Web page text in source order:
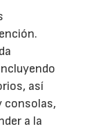
así
consolas,
a la